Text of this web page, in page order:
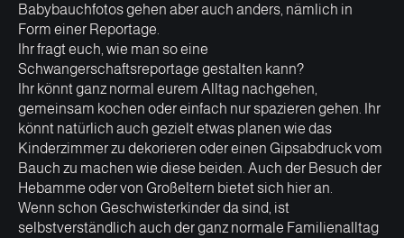
Babybauchfotos gehen aber auch anders, nämlich in
Form einer Reportage.
Ihr fragt euch, wie man so eine
Schwangerschaftsreportage gestalten kann?
Ihr könnt ganz normal eurem Alltag nachgehen,
gemeinsam kochen oder einfach nur spazieren gehen. Ihr
könnt natürlich auch gezielt etwas planen wie das
Kinderzimmer zu dekorieren oder einen Gipsabdruck vom
Bauch zu machen wie diese beiden. Auch der Besuch der
Hebamme oder von Großeltern bietet sich hier an.
Wenn schon Geschwisterkinder da sind, ist
selbstverständlich auch der ganz normale Familienalltag